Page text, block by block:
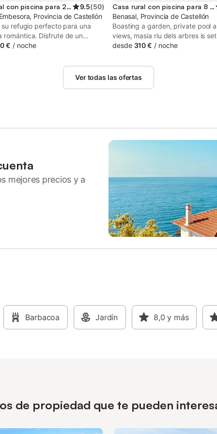
Casa rural con piscina para 2 personas 9.5(50)
Provincia de Castellón
su refugio perfecto para una
romántica. Disfrute de un
y acogedor en nuestro
fuego de la chimenea y
deliciosa comida en la cocina
Además, puede traer a su
verano, la piscina está
durante la temporada de
€ / noche
Casa rural con piscina para 8 personas
Benasal, Provincia de Castellón
Boasting a garden, private pool
views, masia riu dels arbres is
Benasal. This property offers
and free WiFi.
desde 310 € / noche
Ver todas las ofertas
mejores precios y a
Barbacoa Jardín 8,0 y más
de propiedad que te pueden